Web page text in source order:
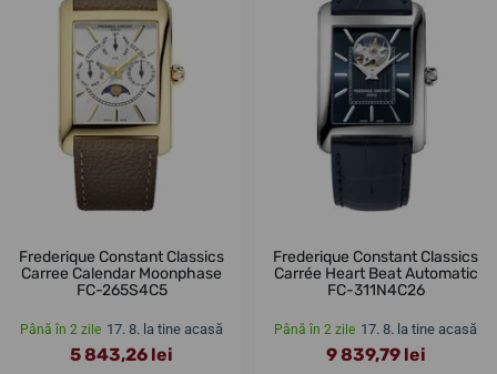
Frederique Constant Classics
Carree Calendar Moonphase
FC-265S4C5
Până în 2 zile 17. 8. la tine acasă
5 843,26 lei
Frederique Constant Classics
Carrée Heart Beat Automatic
FC-311N4C26
Până în 2 zile 17. 8. la tine acasă
9 839,79 lei